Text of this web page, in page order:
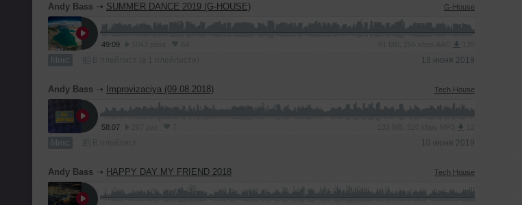
Andy Bass ➝ SUMMER DANCE 2019 (G-HOUSE) G-House
49:09
Микс 18 июня 2019
Andy Bass ➝ Improvizaciya (09.08.2018) Tech House
58:07
Микс 10 июня 2019
Andy Bass ➝ HAPPY DAY MY FRIEND 2018 Tech House